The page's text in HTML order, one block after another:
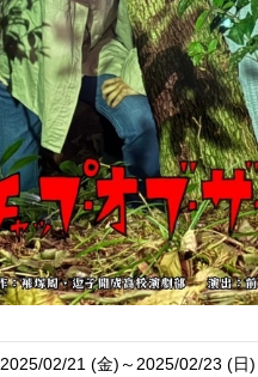
2025/02/21 (金)～2025/02/23 (日)